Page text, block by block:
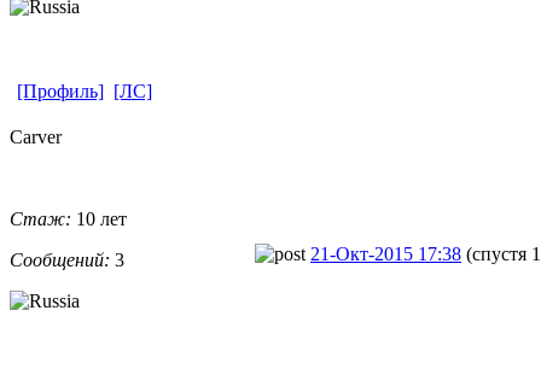
[Профиль] [ЛС]
Carver
Стаж: 10 лет
Сообщений: 3 21-Окт-2015 17:38 (спустя